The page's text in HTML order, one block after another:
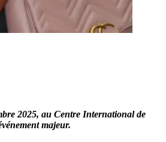
2025, au Centre International de
majeur.